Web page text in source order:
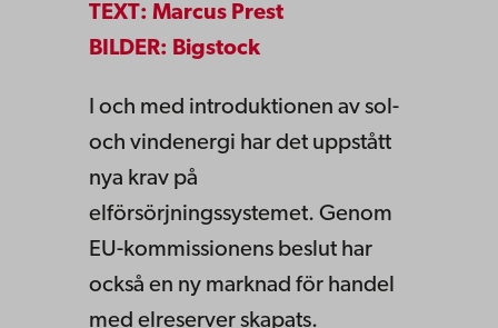
TEXT: Marcus Prest
BILDER: Bigstock
I och med introduktionen av sol-
och vindenergi har det uppstått
nya krav på
elförsörjningssystemet. Genom
EU-kommissionens beslut har
också en ny marknad för handel
med elreserver skapats.